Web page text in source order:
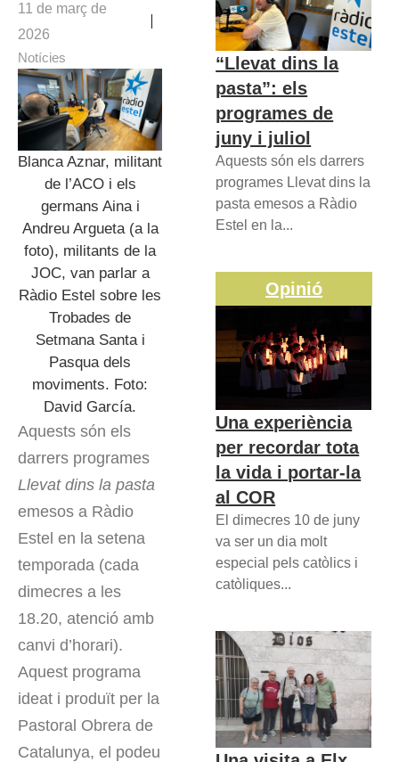
11 de març de
2026
Notícies
Blanca Aznar, militant
de l’ACO i els
germans Aina i
Andreu Argueta (a la
foto), militants de la
JOC, van parlar a
Ràdio Estel sobre les
Trobades de
Setmana Santa i
Pasqua dels
moviments. Foto:
David García.
Aquests són els
darrers programes
Llevat dins la pasta
emesos a Ràdio
Estel en la setena
temporada (cada
dimecres a les
18.20, atenció amb
canvi d’horari).
Aquest programa
ideat i produït per la
Pastoral Obrera de
Catalunya, el podeu
“Llevat dins la
pasta”: els
programes de
juny i juliol
Aquests són els darrers
programes Llevat dins la
pasta emesos a Ràdio
Estel en la...
Opinió
Una experiència
per recordar tota
la vida i portar-la
al COR
El dimecres 10 de juny
va ser un dia molt
especial pels catòlics i
catòliques...